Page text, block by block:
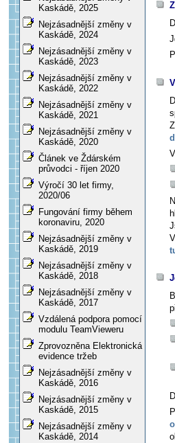
Kaskádě, 2025
Nejzásadnější změny v
Kaskádě, 2024
Nejzásadnější změny v
Kaskádě, 2023
Nejzásadnější změny v
Kaskádě, 2022
Nejzásadnější změny v
Kaskádě, 2021
Nejzásadnější změny v
Kaskádě, 2020
Článek ve Ždárském
průvodci - říjen 2020
Výročí 30 let firmy,
2020/06
Fungování firmy během
koronaviru, 2020
Nejzásadnější změny v
Kaskádě, 2019
Nejzásadnější změny v
Kaskádě, 2018
Nejzásadnější změny v
Kaskádě, 2017
Vzdálená podpora pomocí
modulu TeamVieweru
Zprovozněna Elektronická
evidence tržeb
Nejzásadnější změny v
Kaskádě, 2016
Nejzásadnější změny v
Kaskádě, 2015
Nejzásadnější změny v
Kaskádě, 2014